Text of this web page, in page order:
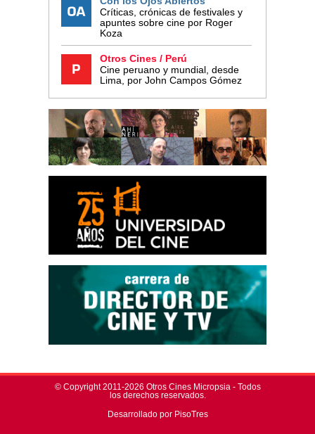
Críticas, crónicas de festivales y
apuntes sobre cine por Roger
Koza
Otros Cines / Perú
Cine peruano y mundial, desde
Lima, por John Campos Gómez
© Copyright 2011-2026 Otros Cines Micropsia - Todos
los derechos reservados.
Desarrollado por PisoTres